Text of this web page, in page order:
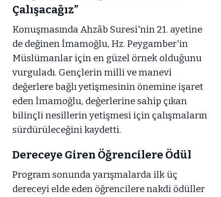
Çalışacağız”
Konuşmasında Ahzâb Suresi'nin 21. ayetine
de değinen İmamoğlu, Hz. Peygamber'in
Müslümanlar için en güzel örnek olduğunu
vurguladı. Gençlerin milli ve manevi
değerlere bağlı yetişmesinin önemine işaret
eden İmamoğlu, değerlerine sahip çıkan
bilinçli nesillerin yetişmesi için çalışmaların
sürdürüleceğini kaydetti.
Dereceye Giren Öğrencilere Ödül
Program sonunda yarışmalarda ilk üç
dereceyi elde eden öğrencilere nakdi ödüller